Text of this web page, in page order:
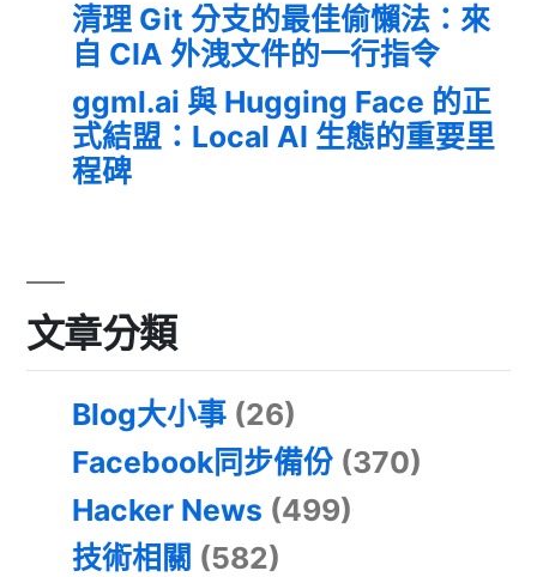
清理 Git 分支的最佳偷懶法：來
自 CIA 外洩文件的一行指令
ggml.ai 與 Hugging Face 的正
式結盟：Local AI 生態的重要里
程碑
文章分類
Blog大小事 (26)
Facebook同步備份 (370)
Hacker News (499)
技術相關 (582)